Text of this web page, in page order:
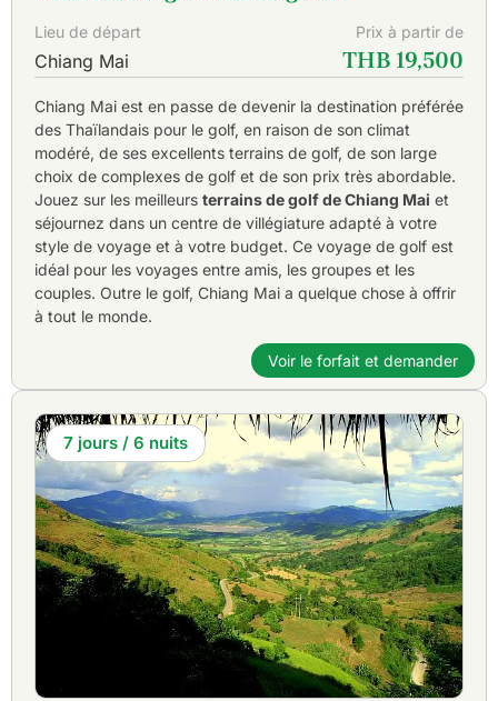
Lieu de départ Prix à partir de
Chiang Mai THB 19,500
Chiang Mai est en passe de devenir la destination préférée
des Thaïlandais pour le golf, en raison de son climat
modéré, de ses excellents terrains de golf, de son large
choix de complexes de golf et de son prix très abordable.
Jouez sur les meilleurs terrains de golf de Chiang Mai et
séjournez dans un centre de villégiature adapté à votre
style de voyage et à votre budget. Ce voyage de golf est
idéal pour les voyages entre amis, les groupes et les
couples. Outre le golf, Chiang Mai a quelque chose à offrir
à tout le monde.
Voir le forfait et demander
7 jours / 6 nuits